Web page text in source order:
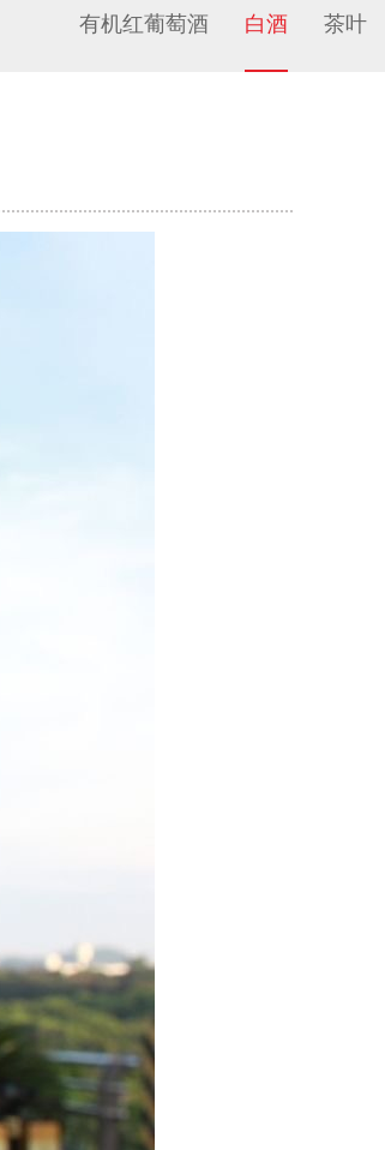
有机红葡萄酒 白酒 茶叶